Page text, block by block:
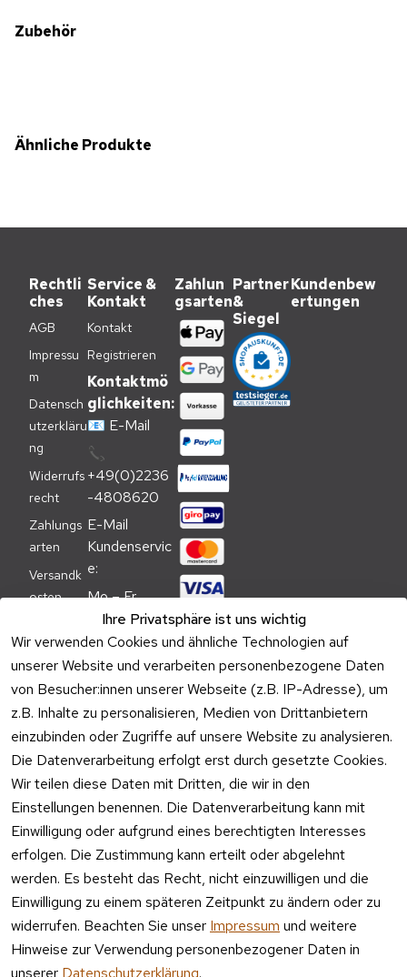
Zubehör
Ähnliche Produkte
Ihre Privatsphäre ist uns wichtig
Wir verwenden Cookies und ähnliche Technologien auf
unserer Website und verarbeiten personenbezogene Daten
von Besucher:innen unserer Webseite (z.B. IP-Adresse), um
z.B. Inhalte zu personalisieren, Medien von Drittanbietern
einzubinden oder Zugriffe auf unsere Website zu analysieren.
Die Datenverarbeitung erfolgt erst durch gesetzte Cookies.
Wir teilen diese Daten mit Dritten, die wir in den
Einstellungen benennen. Die Datenverarbeitung kann mit
Einwilligung oder aufgrund eines berechtigten Interesses
erfolgen. Die Zustimmung kann erteilt oder abgelehnt
werden. Es besteht das Recht, nicht einzuwilligen und die
Einwilligung zu einem späteren Zeitpunkt zu ändern oder zu
widerrufen. Beachten Sie unser Impressum und weitere
Hinweise zur Verwendung personenbezogener Daten in
unserer Datenschutzerklärung.
Rechtli
ches
AGB
Impressu
m
Datensch
utzerkläru
ng
Widerrufs
recht
Zahlungs
arten
Versandk
osten
nweis
Verpacku
ngshinwei
se
Altgeräte
-
Entsorgu
ng
Vertrag
widerrufen
Service &
Kontakt
Kontakt
Registrieren
Kontaktmö
glichkeiten:
📧 E-Mail
📞
+49(0)2236
-4808620
E-Mail
Kundenservic
e:
Mo – Fr
09:00 –
17:00 Uhr
Telefon
Kundenservic
e:
Mo – Fr 11:00
– 15:00 Uhr
Zahlun
gsarten
Versa
ndpa
rtner
Partner
&
Siegel
Kundenbew
ertungen